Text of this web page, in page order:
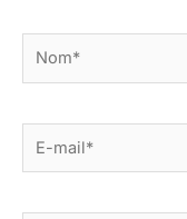
mail*